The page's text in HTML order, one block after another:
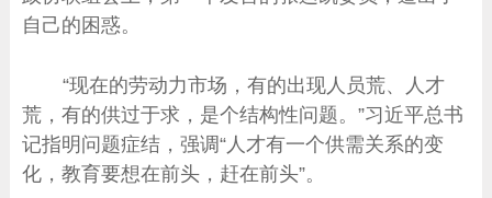
自己的困惑。
“现在的劳动力市场，有的出现人员荒、人才
荒，有的供过于求，是个结构性问题。”习近平总书
记指明问题症结，强调“人才有一个供需关系的变
化，教育要想在前头，赶在前头”。